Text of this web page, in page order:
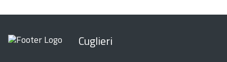
Cuglieri